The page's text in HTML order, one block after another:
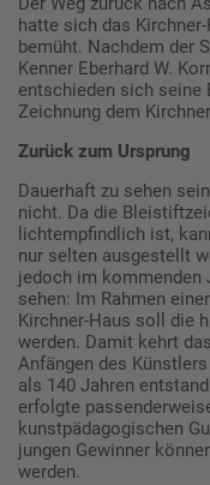
hatte sich das
bemüht. Nachdem der
Kenner Eberhard W.
entschieden sich seine
Zeichnung dem
Zurück zum Ursprung
Dauerhaft zu sehen
nicht. Da die
lichtempfindlich ist,
nur selten ausgestellt
jedoch im kommenden
sehen: Im Rahmen
Kirchner-Haus soll die
werden. Damit kehrt
Anfängen des
als 140 Jahren
erfolgte
kunstpädagogischen
jungen Gewinner
werden.